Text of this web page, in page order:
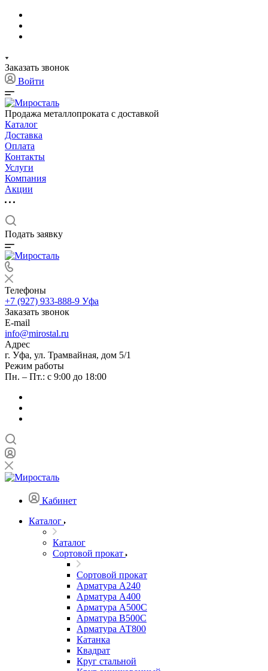
Заказать звонок
Войти
Продажа металлопроката с доставкой
Каталог
Доставка
Оплата
Контакты
Услуги
Компания
Акции
Подать заявку
Телефоны
+7 (927) 933-888-9 Уфа
Заказать звонок
E-mail
info@mirostal.ru
Адрес
г. Уфа, ул. Трамвайная, дом 5/1
Режим работы
Пн. – Пт.: с 9:00 до 18:00
Кабинет
Каталог
Каталог
Сортовой прокат
Сортовой прокат
Арматура А240
Арматура А400
Арматура А500C
Арматура В500С
Арматура АТ800
Катанка
Квадрат
Круг стальной